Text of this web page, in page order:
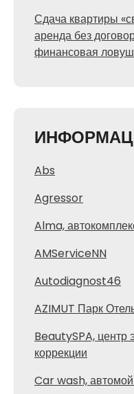
Сдача квартиры
аренда без
финансовая
Abs
Agressor
Alma,
AMServiceNN
Autodiagnost46
AZIMUT Парк
BeautySPA, центр
коррекции
Car wash,